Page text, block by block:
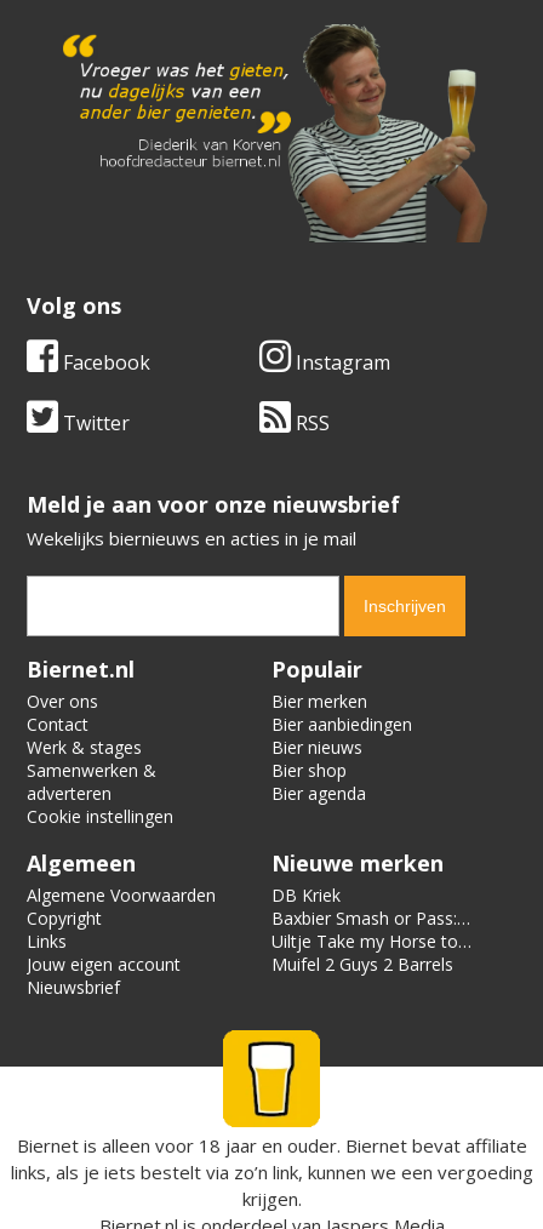
Volg ons
Facebook Instagram
Twitter RSS
​​​​​​​Meld je aan voor onze nieuwsbrief
Wekelijks biernieuws en acties in je mail
Verification code:
Biernet.nl
Over ons
Contact
Werk & stages
Samenwerken &
adverteren
Cookie instellingen
Populair
Bier merken
Bier aanbiedingen
Bier nieuws
Bier shop
Bier agenda
Algemeen
Algemene Voorwaarden
Copyright
Links
Jouw eigen account
Nieuwsbrief
Nieuwe merken
DB Kriek
Baxbier Smash or Pass:
Strata
Uiltje Take my Horse to
the Hotel Room
Muifel 2 Guys 2 Barrels
Biernet is alleen voor 18 jaar en ouder. Biernet bevat affiliate
links, als je iets bestelt via zo’n link, kunnen we een vergoeding
krijgen.